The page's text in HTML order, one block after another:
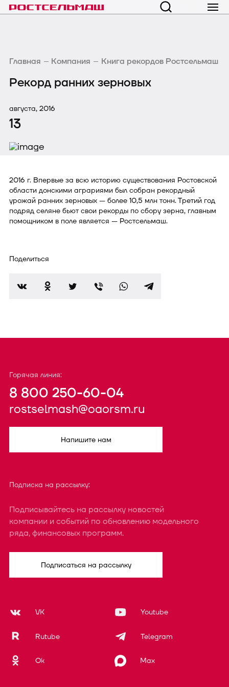
Главная Компания Книга рекордов Ростсельмаш
Рекорд ранних зерновых
августа, 2016
13
2016 г. Впервые за всю историю существования Ростовской
области донскими аграриями был собран рекордный
урожай ранних зерновых — более 10,5 млн тонн. Третий год
подряд селяне бьют свои рекорды по сбору зерна, главным
помощником в поле является — Ростсельмаш.
Поделиться
Горячая линия:
8 800 250-60-04
rostselmash@oaorsm.ru
Напишите нам
Подписка на рассылку:
Подписывайтесь на рассылку новостей
компании и событий по обновлению модельного
ряда, финансовых программ.
Подписаться на рассылку
VK Youtube
Rutube Telegram
Ok Max